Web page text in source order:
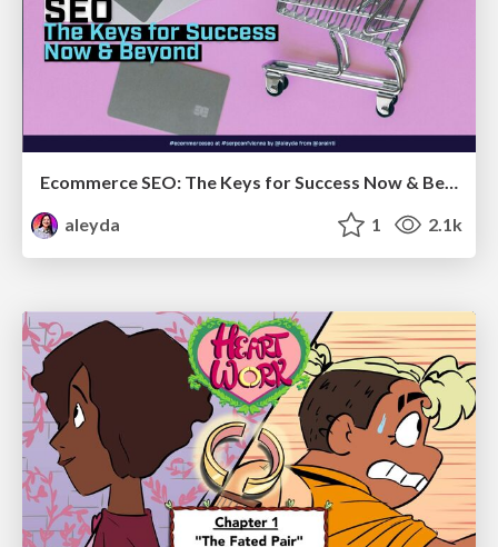
Ecommerce SEO: The Keys for Success Now & Beyond - #SERPConf2024
aleyda
1 2.1k